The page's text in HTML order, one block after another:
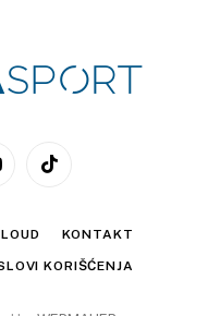
TikTok
KONTAKT
KORIŠĆENJA